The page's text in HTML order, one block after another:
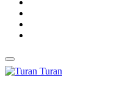
Turan